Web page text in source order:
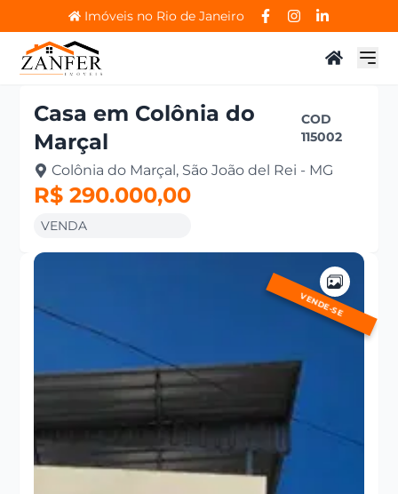
Imóveis no Rio de Janeiro
Casa em Colônia do
Marçal
COD
115002
Colônia do Marçal, São João del Rei - MG
R$ 290.000,00
VENDA
VENDE-SE